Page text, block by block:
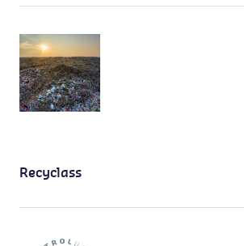
Recyclass